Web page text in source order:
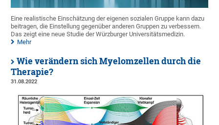
Eine realistische Einschätzung der eigenen sozialen Gruppe kann dazu
beitragen, die Einstellung gegenüber anderen Gruppen zu verbessern.
Das zeigt eine neue Studie der Würzburger Universitätsmedizin.
Mehr
Wie verändern sich Myelomzellen durch die
Therapie?
31.08.2022